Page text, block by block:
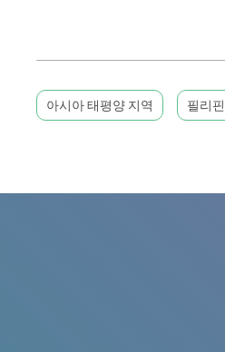
아시아 태평양 지역 필리핀